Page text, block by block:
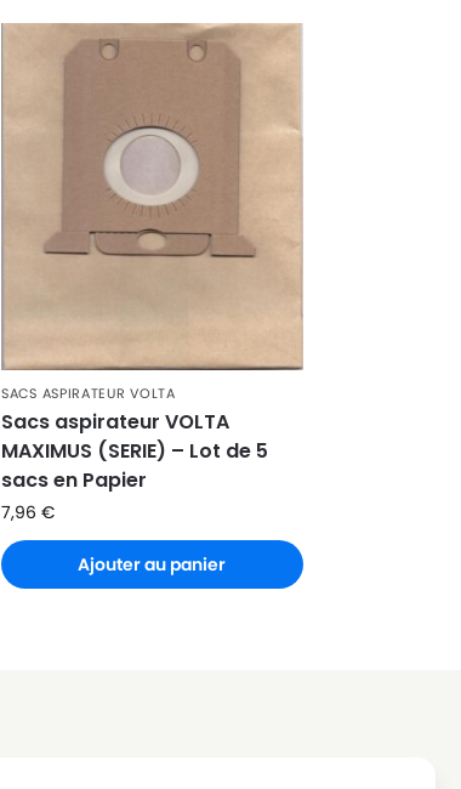
SACS ASPIRATEUR VOLTA
Sacs aspirateur VOLTA
MAXIMUS (SERIE) – Lot de 5
sacs en Papier
7,96€
Ajouter au panier